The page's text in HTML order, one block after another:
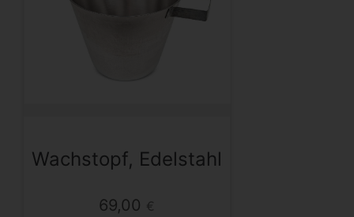
Wachstopf, Edelstahl
69,00 €